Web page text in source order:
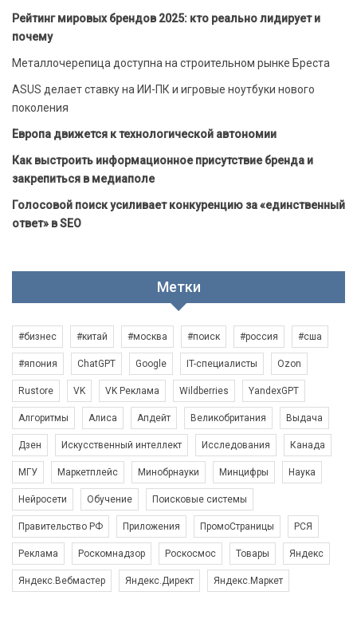
Рейтинг мировых брендов 2025: кто реально лидирует и
почему
Металлочерепица доступна на строительном рынке Бреста
ASUS делает ставку на ИИ-ПК и игровые ноутбуки нового
поколения
Европа движется к технологической автономии
Как выстроить информационное присутствие бренда и
закрепиться в медиаполе
Голосовой поиск усиливает конкуренцию за «единственный
ответ» в SEO
Метки
#бизнес #китай #москва #поиск #россия #сша
#япония ChatGPT Google IT-специалисты Ozon
Rustore VK VK Реклама Wildberries YandexGPT
Алгоритмы Алиса Апдейт Великобритания Выдача
Дзен Искусственный интеллект Исследования Канада
МГУ Маркетплейс Минобрнауки Минцифры Наука
Нейросети Обучение Поисковые системы
Правительство РФ Приложения ПромоСтраницы РСЯ
Реклама Роскомнадзор Роскосмос Товары Яндекс
Яндекс.Вебмастер Яндекс.Директ Яндекс.Маркет